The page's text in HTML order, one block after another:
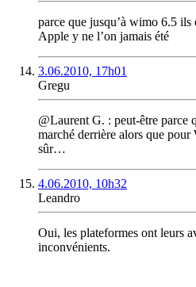
parce que jusqu’à wimo 6.5 ils
Apple y ne l’on jamais été
3.06.2010, 17h01
Gregu
@Laurent G. : peut-être parce
marché derrière alors que
sûr…
4.06.2010, 10h32
Leandro
Oui, les plateformes ont leurs
inconvénients.